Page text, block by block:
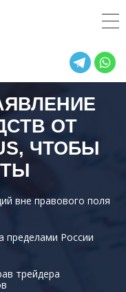
ОТ
, ЧТОБЫ
вне правового поля
пределами России
трейдера